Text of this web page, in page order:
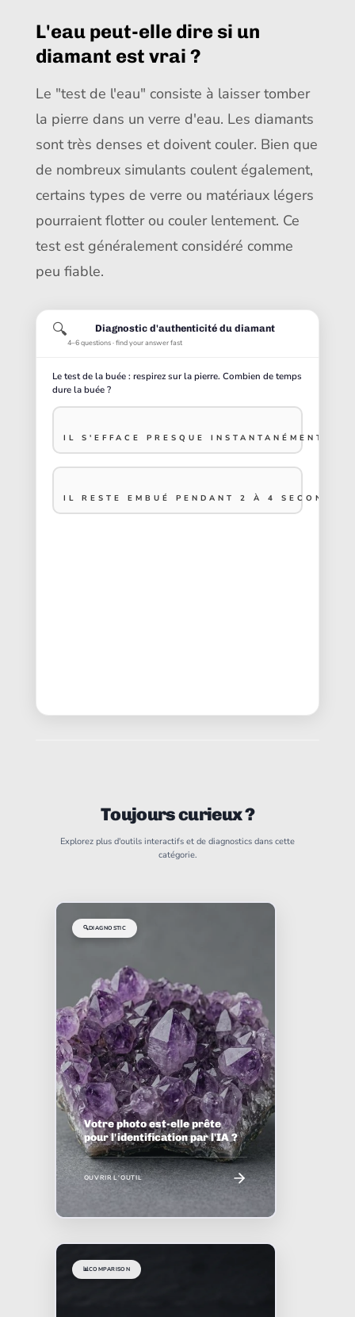
L'eau peut-elle dire si un
diamant est vrai ?
Le "test de l'eau" consiste à laisser tomber
la pierre dans un verre d'eau. Les diamants
sont très denses et doivent couler. Bien que
de nombreux simulants coulent également,
certains types de verre ou matériaux légers
pourraient flotter ou couler lentement. Ce
test est généralement considéré comme
peu fiable.
🔍 Diagnostic d'authenticité du diamant
4–6 questions · find your answer fast
Le test de la buée : respirez sur la pierre. Combien de temps
dure la buée ?
IL S'EFFACE PRESQUE INSTANTANÉMENT
IL RESTE EMBUÉ PENDANT 2 À 4 SECONDES
Toujours curieux ?
Explorez plus d'outils interactifs et de diagnostics dans cette
catégorie.
🔍DIAGNOSTIC
Votre photo est-elle prête
pour l'identification par l'IA ?
OUVRIR L'OUTIL
📊COMPARISON